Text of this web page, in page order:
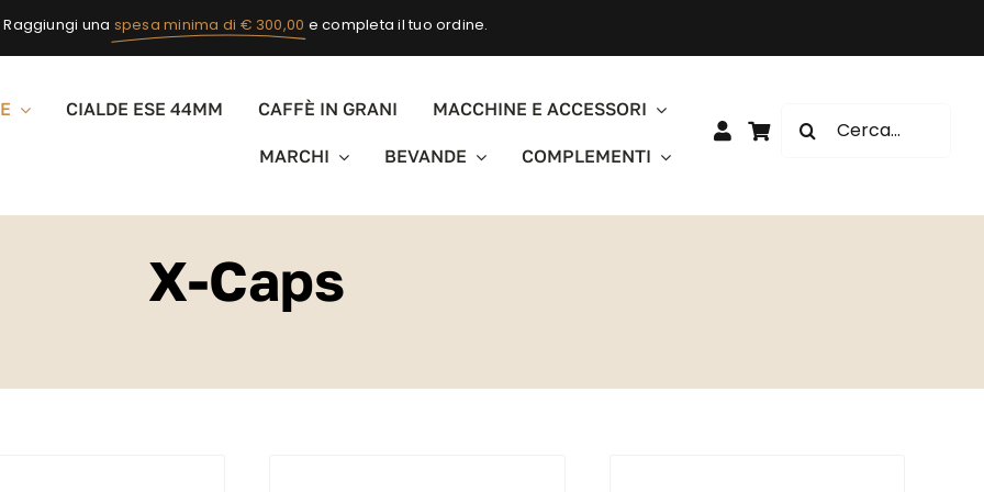
Raggiungi una spesa minima di € 300,00 e completa il tuo ordine.
CIALDE ESE 44MM CAFFÈ IN GRANI MACCHINE E ACCESSORI
MARCHI BEVANDE COMPLEMENTI
per:
X-Caps